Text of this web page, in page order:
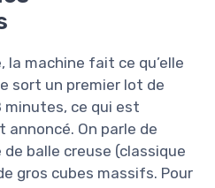
la machine fait ce qu’elle
sort un premier lot de
minutes, ce qui est
On parle de
balle creuse (classique
gros cubes massifs. Pour